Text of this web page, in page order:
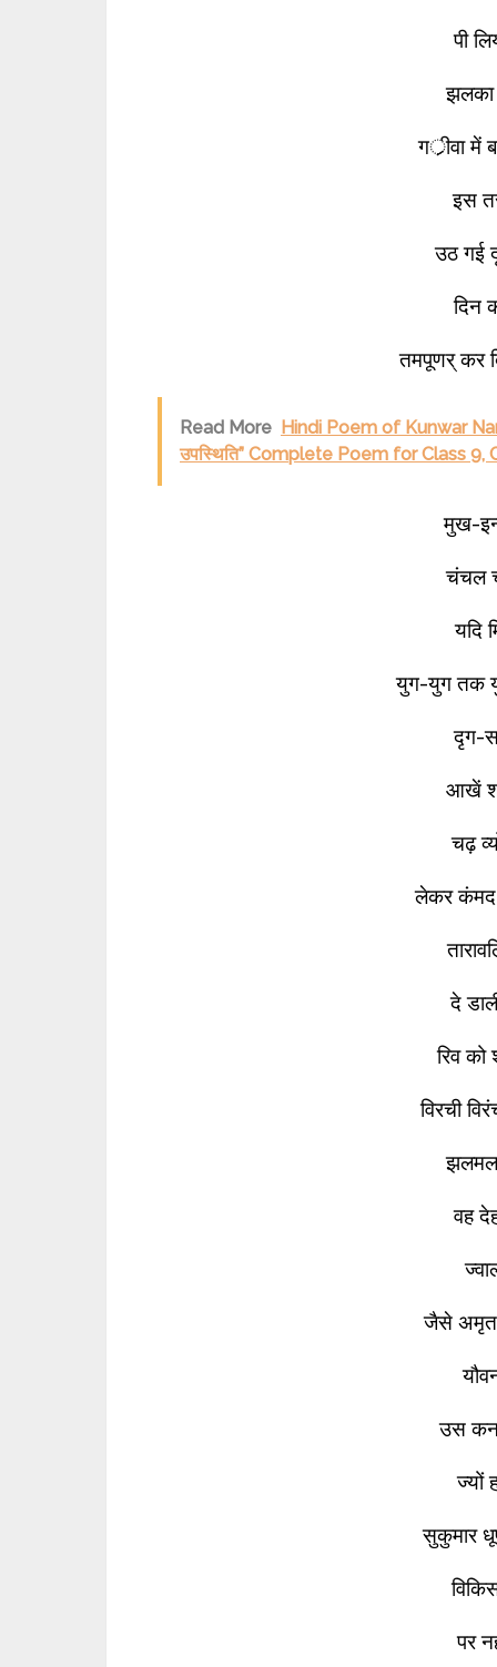
पी
झलका
गर्ीवा में
इस
उठ गई
दिन
तमपूणर् कर
Read More Hindi Poem of Kunwar
उपस्थिति” Complete Poem for Class 9,
मुख-
चंचल
यदि
युग-युग तक
दृग-
आखें
चढ़
लेकर कंमद
दे
रिव को
विरची
वह
जैसे
उस
ज्यों
सुकुमार
पर